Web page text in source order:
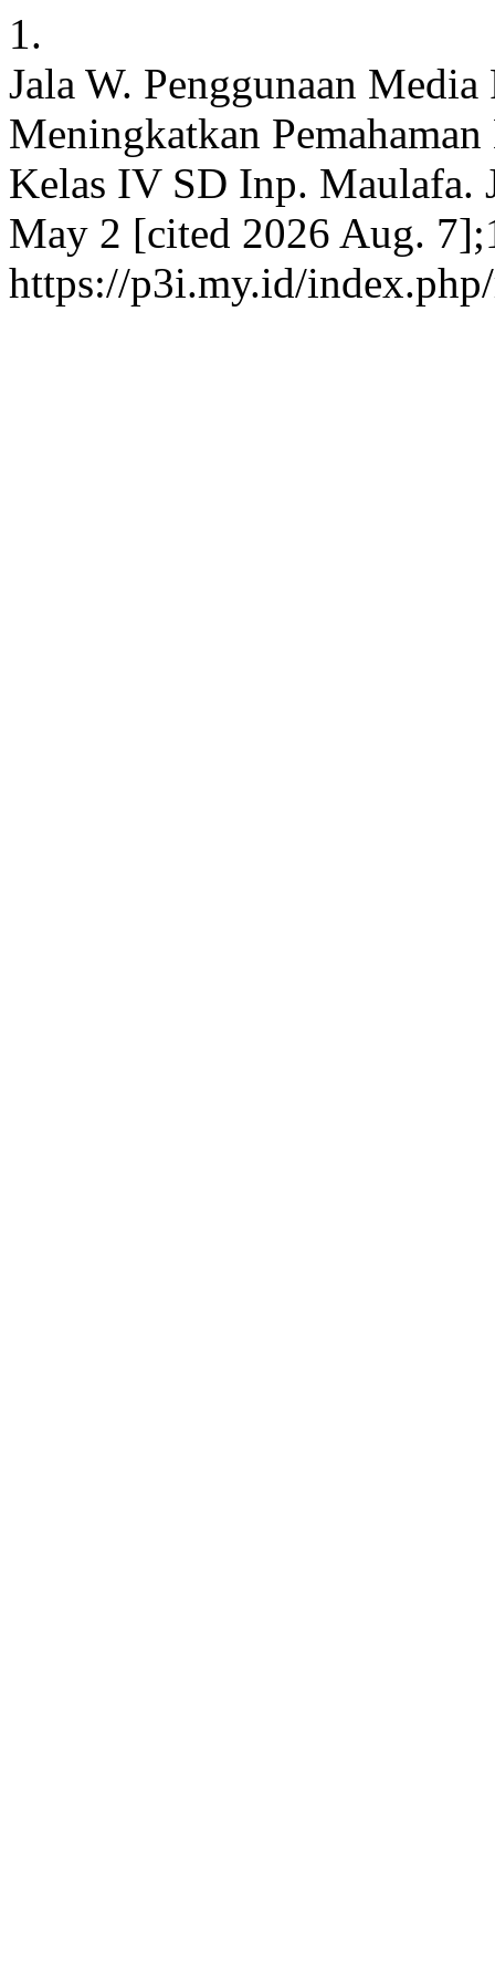
1.
Jala W. Penggunaan
Meningkatkan
Kelas IV SD Inp. Maulafa.
May 2 [cited 2026 Aug.
https://p3i.my.id/